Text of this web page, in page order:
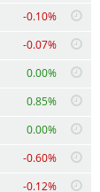
-0.10%
-0.07%
0.00%
0.85%
0.00%
-0.60%
-0.12%